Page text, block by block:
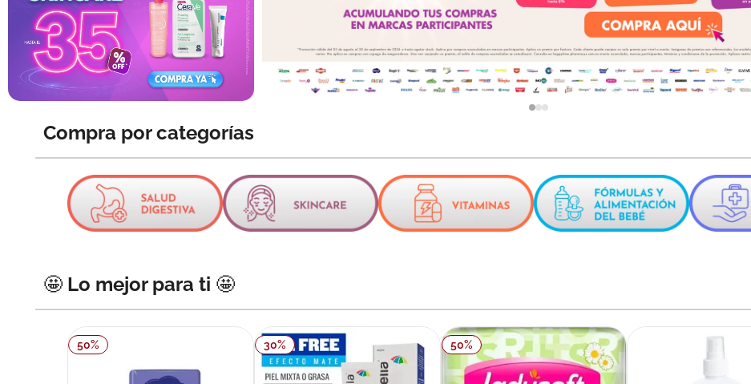
Compra por categorías
🤩 Lo mejor para ti 🤩
50% 30% 50%
megacistin
10.neumoflux